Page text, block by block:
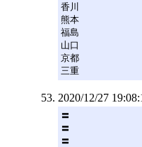
香川
熊本
福島
山口
京都
三重
2020/12/27
〓
〓
〓